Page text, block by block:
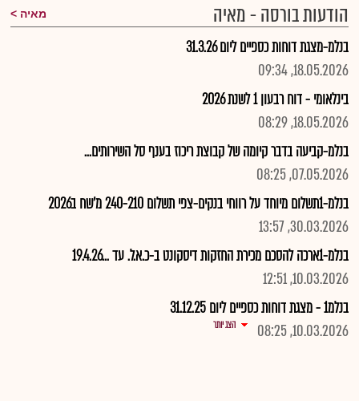
הודעות בורסה - מאיה
מאיה
בנלמ-מצגת דוחות כספיים ליום 31.3.26
18.05.2026, 09:34
בינלאומי - דוח רבעון 1 לשנת 2026
18.05.2026, 08:29
בנלמ-קביעה בדבר קיומה של קבוצת ריכוז בענף סל השירותים...
07.05.2026, 08:25
בנלמ-1תשלום מיוחד על רווחי בנקים-צפי תשלום 240-210 מ'שח ב2026
30.03.2026, 13:57
בנלמ-1ארכה להסכם מכירת החזקות דיסקונט ב-כ.א.ל. עד ...19.4.26
10.03.2026, 12:51
בנלמ1 - מצגת דוחות כספיים ליום 31.12.25
10.03.2026, 08:25
הצג יותר